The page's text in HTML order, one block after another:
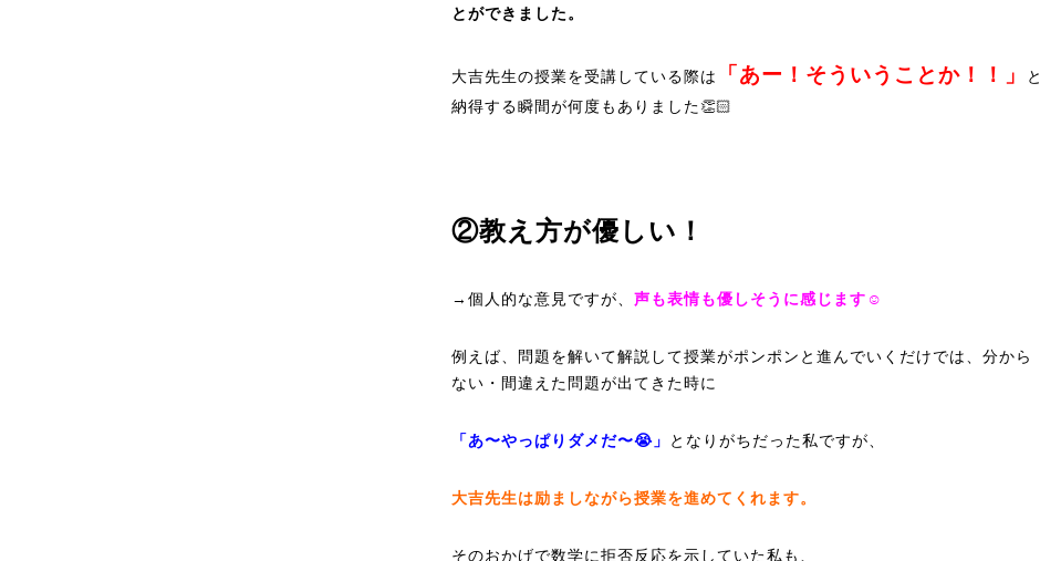
とができました。
大吉先生の授業を受講している際は 「あー！そういうことか！！」
と
納得する瞬間が何度もありました👏🏻
②教え方が優しい！
→個人的な意見ですが、 声も表情も優しそうに感じます☺️
例えば、問題を解いて解説して授業がポンポンと進んでいくだけでは、分から
ない・間違えた問題が出てきた時に
「あ〜やっぱりダメだ〜😭」 となりがちだった私ですが、
大吉先生は励ましながら授業を進めてくれます。
そのおかげで数学に拒否反応を示していた私も、